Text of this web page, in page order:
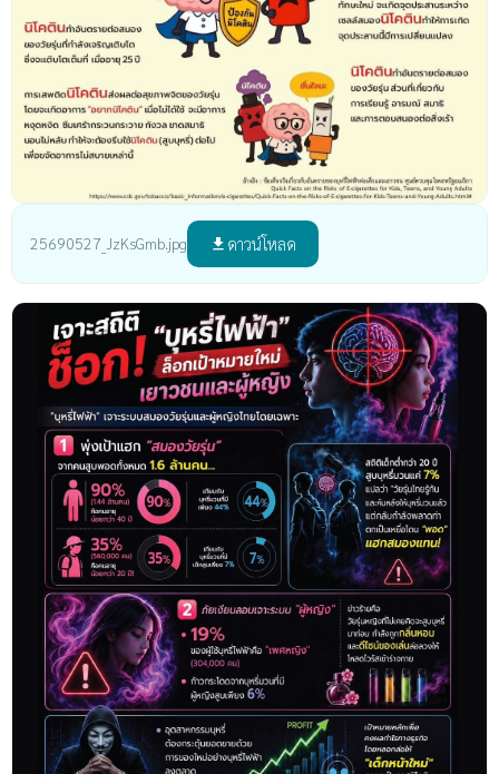
25690527_JzKsGmb.jpg file_download ดาวน์โหลด